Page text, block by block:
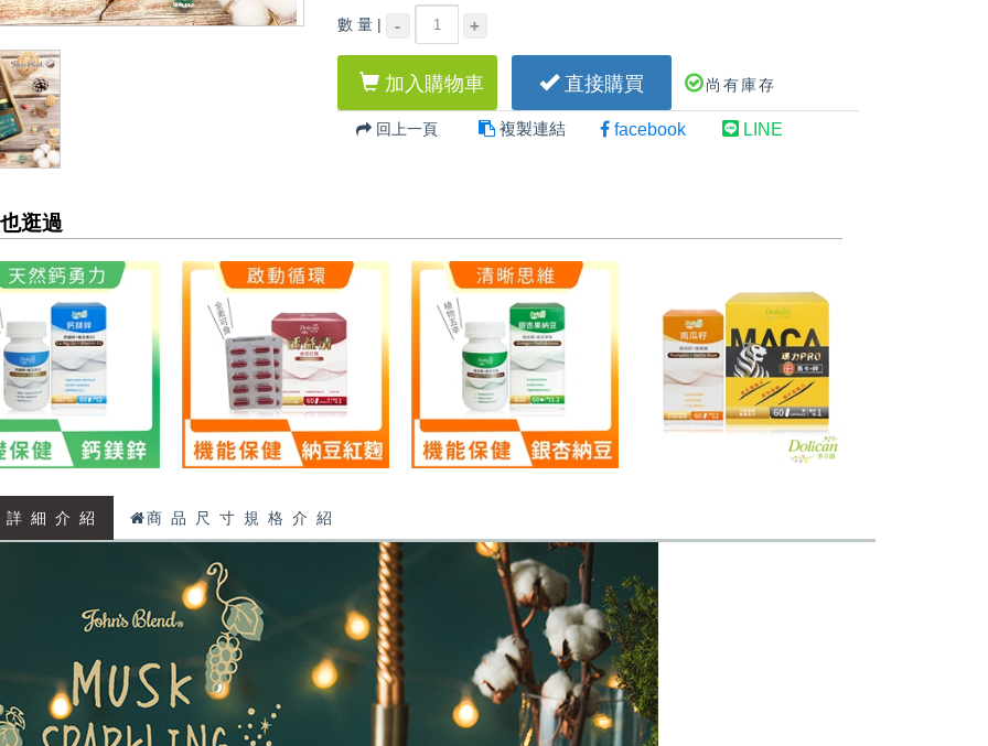
數 量 | - +
加入購物車 直接購買 尚有庫存
回上一頁 複製連結 facebook LINE
逛過
詳 細 介 紹 商 品 尺 寸 規 格 介 紹